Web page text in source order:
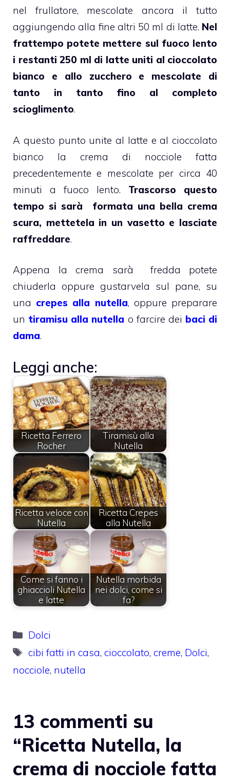
nel frullatore, mescolate ancora il tutto
aggiungendo alla fine altri 50 ml di latte. Nel
frattempo potete mettere sul fuoco lento
i restanti 250 ml di latte uniti al cioccolato
bianco e allo zucchero e mescolate di
tanto in tanto fino al completo
scioglimento.
A questo punto unite al latte e al cioccolato
bianco la crema di nocciole fatta
precedentemente e mescolate per circa 40
minuti a fuoco lento. Trascorso questo
tempo si sarà formata una bella crema
scura, mettetela in un vasetto e lasciate
raffreddare.
Appena la crema sarà fredda potete
chiuderla oppure gustarvela sul pane, su
una crepes alla nutella, oppure preparare
un tiramisu alla nutella o farcire dei baci di
dama.
Leggi anche:
Ricetta Ferrero
Rocher
Tiramisù alla
Nutella
Ricetta veloce con
Nutella
Ricetta Crepes
alla Nutella
Come si fanno i
ghiaccioli Nutella
e latte
Nutella morbida
nei dolci, come si
fa?
Categorie
Dolci
Tag
cibi fatti in casa,cioccolato,creme, Dolci,
nocciole, nutella
13 commenti su
“Ricetta Nutella, la
crema di nocciole fatta